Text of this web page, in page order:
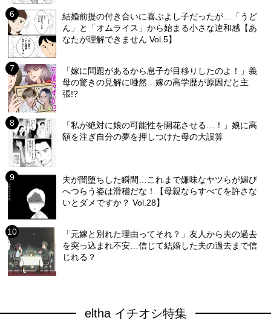
結婚前提の付き合いに喜ぶよし子だったが…「うど
ん」と「オムライス」から始まる小さな違和感【あ
なたが理解できません Vol.5】
「嫁に問題があるから息子が目移りしたのよ！」義
母の驚きの見解に唖然…嫁の高学歴が原因だと主
張!?
「私が絶対に娘の可能性を開花させる…！」娘に高
額を注ぎ自分の夢を押しつけた母の大誤算
夫が闇堕ちした瞬間…これまで嫌味なヤツらが媚び
へつらう姿は滑稽だな！【母親ならすべてを許さな
いとダメですか？ Vol.28】
「元嫁と別れた理由ってそれ？」友人から夫の過去
を突っ込まれ不安…信じて結婚した夫の過去まで信
じれる？
eltha イチオシ特集